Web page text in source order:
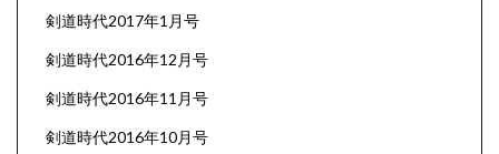
剣道時代2017年1月号
剣道時代2016年12月号
剣道時代2016年11月号
剣道時代2016年10月号